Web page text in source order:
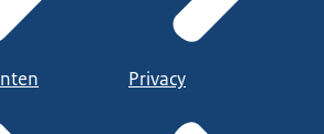
Privacy